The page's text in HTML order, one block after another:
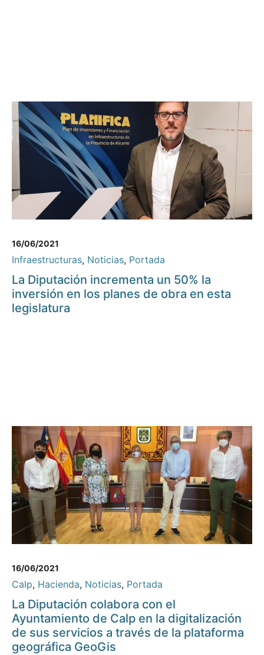
16/06/2021
Infraestructuras, Noticias, Portada
La Diputación incrementa un 50% la
inversión en los planes de obra en esta
legislatura
16/06/2021
Calp, Hacienda, Noticias, Portada
La Diputación colabora con el
Ayuntamiento de Calp en la digitalización
de sus servicios a través de la plataforma
geográfica GeoGis